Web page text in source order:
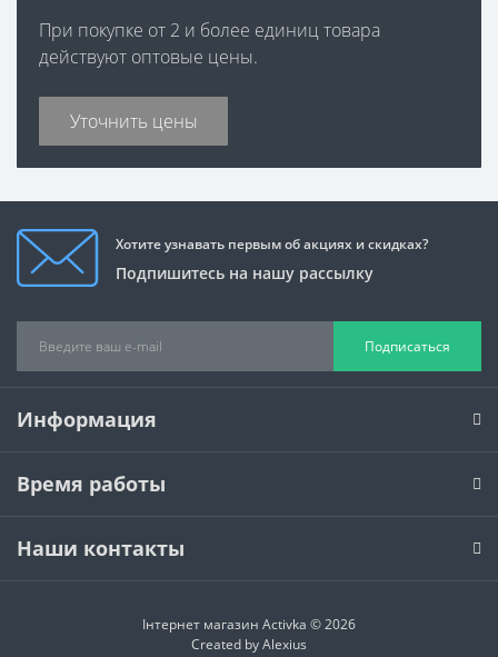
При покупке от 2 и более единиц товара
действуют оптовые цены.
Уточнить цены
Хотите узнавать первым об акциях и скидках?
Подпишитесь на нашу рассылку
Подписаться
Информация
Время работы
Наши контакты
Інтернет магазин Activka © 2026
Created byAlexius